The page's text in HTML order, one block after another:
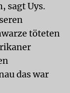
sagt Uys.
töteten
das war